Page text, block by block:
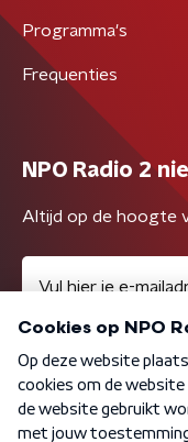
Programma's
Frequenties
NPO Radio 2
Altijd op de hoogte
Algemene